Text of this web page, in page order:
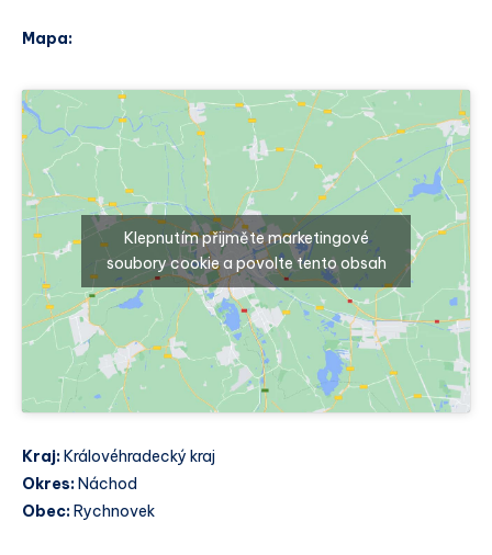
Mapa:
Klepnutím přijměte marketingové
soubory cookie a povolte tento obsah
Kraj: Královéhradecký kraj
Okres: Náchod
Obec: Rychnovek